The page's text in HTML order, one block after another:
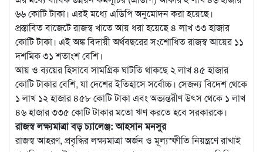
৬৬ কোটি টাকা। এরই মধ্যে এডিপি অনুমোদন করা হয়েছে।
প্রস্তাবিত বাজেটে রাজস্ব খাতে আয় ধরা হয়েছে ৪ লাখ ৩৩ হাজার
কোটি টাকা। এই অঙ্ক বিদায়ী অর্থবছরের সংশোধিত রাজস্ব আয়ের ১১
দশমিক ৩১ শতাংশ বেশি।
আয় ও ব্যয়ের হিসাবে সামগ্রিক ঘাটতি থাকছে ২ লাখ ৪৫ হাজার
কোটি টাকার বেশি, যা দেশের ইতিহাসে সর্বোচ্চ। সেজন্য বিদেশ থেকে
১ লাখ ১২ হাজার ৪৫৮ কোটি টাকা এবং অভ্যন্তরীণ উৎস থেকে ১ লাখ
৪৬ হাজার ৩৩৫ কোটি টাকার মতো ঋণ করতে হবে সরকারকে।
রাজস্ব লক্ষ্যমাত্রা বড় চ্যালেঞ্জ: আহসান মনসুর
রাজস্ব আহরণ, প্রবৃদ্ধির লক্ষ্যমাত্রা অর্জন ও মূল্যস্ফীতি নিয়ন্ত্রণে রাখাই